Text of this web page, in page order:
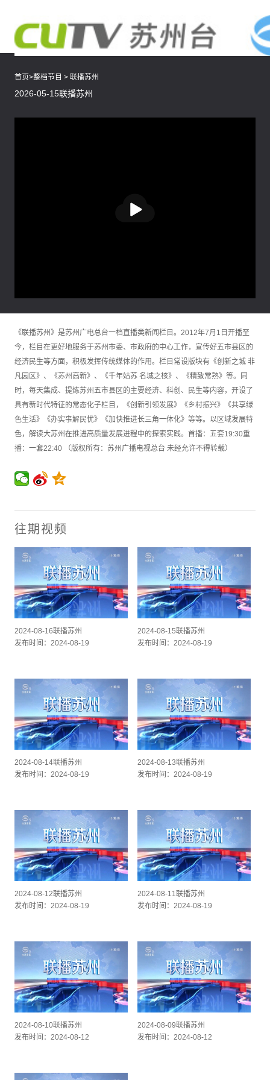
首页>整档节目 > 联播苏州
2026-05-15联播苏州
放
《联播苏州》是苏州广电总台一档直播类新闻栏目。2012年7月1日开播至
今，栏目在更好地服务于苏州市委、市政府的中心工作，宣传好五市县区的
经济民生等方面，积极发挥传统媒体的作用。栏目常设版块有《创新之城 非
凡园区》、《苏州高新》、《千年姑苏 名城之核》、《精致常熟》等。同
时，每天集成、提炼苏州五市县区的主要经济、科创、民生等内容，开设了
具有新时代特征的常态化子栏目，《创新引领发展》《乡村振兴》《共享绿
色生活》《办实事解民忧》《加快推进长三角一体化》等等。以区域发展特
色，解读大苏州在推进高质量发展进程中的探索实践。首播：五套19:30重
播：一套22:40 （版权所有：苏州广播电视总台 未经允许不得转载）
往期视频
2024-08-16联播苏州
发布时间：2024-08-19
2024-08-15联播苏州
发布时间：2024-08-19
2024-08-14联播苏州
发布时间：2024-08-19
2024-08-13联播苏州
发布时间：2024-08-19
2024-08-12联播苏州
发布时间：2024-08-19
2024-08-11联播苏州
发布时间：2024-08-19
2024-08-10联播苏州
发布时间：2024-08-12
2024-08-09联播苏州
发布时间：2024-08-12